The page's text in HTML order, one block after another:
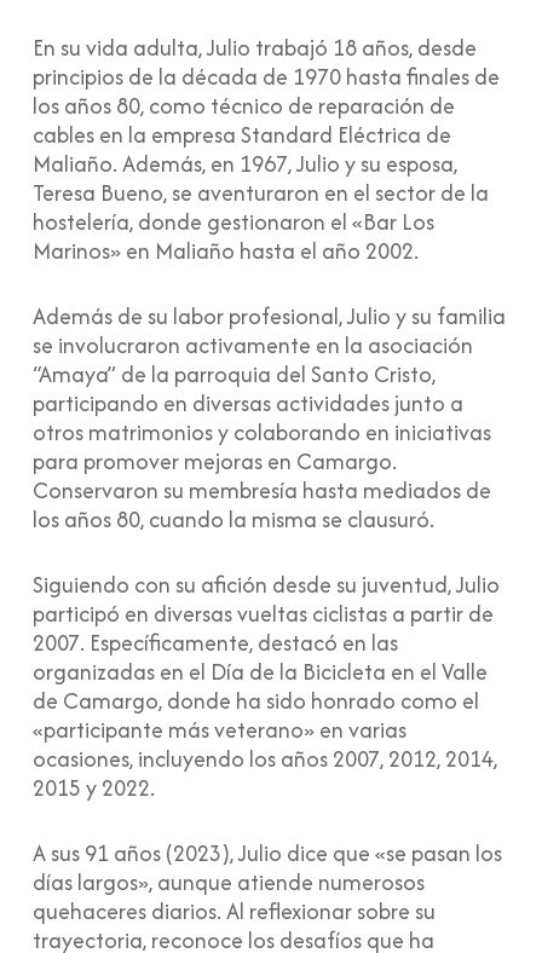
En su vida adulta, Julio trabajó 18 años, desde
principios de la década de 1970 hasta finales de
los años 80, como técnico de reparación de
cables en la empresa Standard Eléctrica de
Maliaño. Además, en 1967, Julio y su esposa,
Teresa Bueno, se aventuraron en el sector de la
hostelería, donde gestionaron el «Bar Los
Marinos» en Maliaño hasta el año 2002.
Además de su labor profesional, Julio y su familia
se involucraron activamente en la asociación
“Amaya” de la parroquia del Santo Cristo,
participando en diversas actividades junto a
otros matrimonios y colaborando en iniciativas
para promover mejoras en Camargo.
Conservaron su membresía hasta mediados de
los años 80, cuando la misma se clausuró.
Siguiendo con su afición desde su juventud, Julio
participó en diversas vueltas ciclistas a partir de
2007. Específicamente, destacó en las
organizadas en el Día de la Bicicleta en el Valle
de Camargo, donde ha sido honrado como el
«participante más veterano» en varias
ocasiones, incluyendo los años 2007, 2012, 2014,
2015 y 2022.
A sus 91 años (2023), Julio dice que «se pasan los
días largos», aunque atiende numerosos
quehaceres diarios. Al reflexionar sobre su
trayectoria, reconoce los desafíos que ha